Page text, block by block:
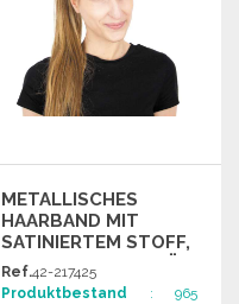
METALLISCHES
HAARBAND MIT
SATINIERTEM STOFF,
ERWACHSENENGRÖSSE
Ref.42-217425
Produktbestand : 965